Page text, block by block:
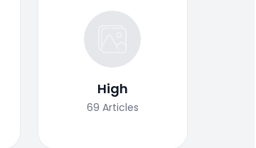
High
69 Articles